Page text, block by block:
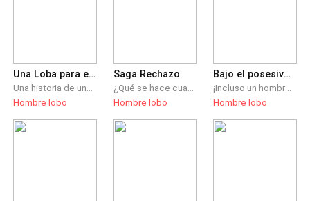
Una Loba para el mafioso
Una historia de una omega solitaria que se ve involucrada en la vida de un misterioso humano mafioso italiano después de ser secuestrada. El querrá tener total control sobre la loba al descubrir la naturaleza de esta, ella no podrá defenderse porque su naturaleza omega le prohíbe matar a otros seres vivos.
Hombre lobo
Saga Rechazo
¿Qué se hace cuando aquella persona que debía amarte, apoyarte y defender de todos, decide que no quiere hacerlo? En mí caso, velare por m misma, ya mucho he sufrido como para desmoronarme por él. Ya tuve suficiente dolor, así que buscare mi sitio en otro lado. Pero como siempre, la Diosa Luna tiene otros planes. Los cuales no los sabré hasta que deba volver. Volver con él.
Hombre lobo
Bajo el posesivo alfa
¡Incluso un hombre tan guapo como un dios griego, no puedo perdonarlo por arruinar mi mejor vestido! ¡Cómo se atreve este hombre desvergonzado a abrazarme y decir que es mi dueño! aunque tengo que admitir que disfruto este contacto físico embriagador... Nunca pensé que me pordría secuestrar hasta su lugar, seguro que hacer que este hombre pague, pero ¿por qué la gente aquí me llama luna?
Hombre lobo